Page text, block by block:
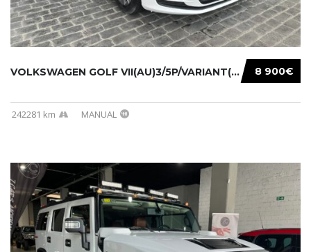
8 900€
VOLKSWAGEN GOLF VII(AU)3/5P/VARIANT(12-16 20...
242281 km MANUAL